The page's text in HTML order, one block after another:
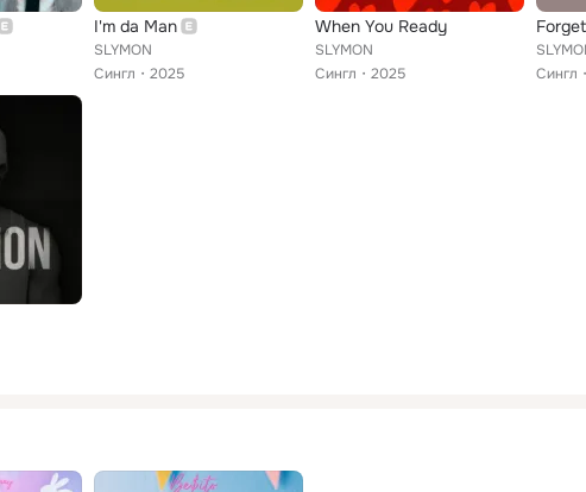
I'm da Man
SLYMON
Сингл
2025
When You Ready
SLYMON
Сингл
2025
Сингл